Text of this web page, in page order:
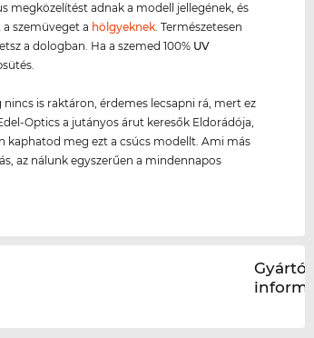
megközelítést adnak a modell jellegének, és
szemüveget a hölgyeknek. Természetesen
a dologban. Ha a szemed 100% UV
nincs is raktáron, érdemes lecsapni rá, mert ez
Optics a jutányos árut keresők Eldorádója,
kaphatod meg ezt a csúcs modellt. Ami más
az nálunk egyszerűen a mindennapos
Gyártói